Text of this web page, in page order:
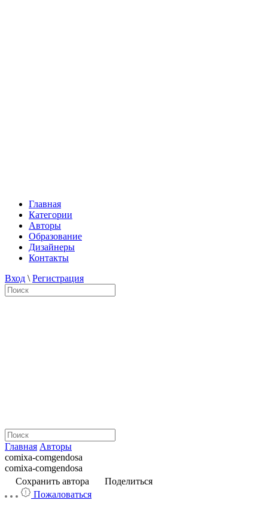
Главная
Категории
Авторы
Образование
Дизайнеры
Контакты
Вход \ Регистрация
Главная Авторы
comixa-comgendosa
comixa-comgendosa
Сохранить автора
Поделиться
Пожаловаться